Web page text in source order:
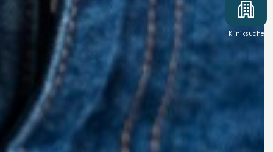
Kliniksuche